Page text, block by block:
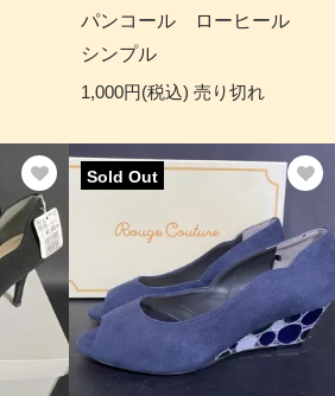
パンコール ローヒール
シンプル
1,000円(税込) 売り切れ
Sold Out